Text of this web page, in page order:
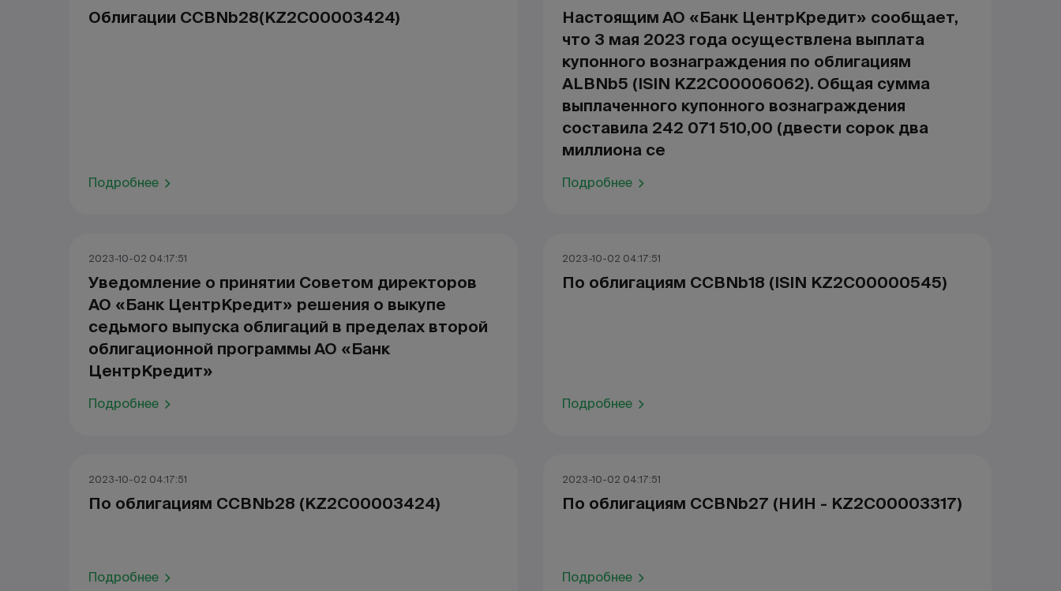
Облигации CCBNb28(KZ2C00003424)
Подробнее
Настоящим АО «Банк ЦентрКредит» сообщает,
что 3 мая 2023 года осуществлена выплата
купонного вознаграждения по облигациям
ALBNb5 (ISIN KZ2C00006062). Общая сумма
выплаченного купонного вознаграждения
составила 242 071 510,00 (двести сорок два
миллиона се
Подробнее
2023-10-02 04:17:51
Уведомление о принятии Советом директоров
АО «Банк ЦентрКредит» решения о выкупе
седьмого выпуска облигаций в пределах второй
облигационной программы АО «Банк
ЦентрКредит»
Подробнее
2023-10-02 04:17:51
По облигациям CCBNb18 (ISIN KZ2C00000545)
Подробнее
2023-10-02 04:17:51
По облигациям CCBNb28 (KZ2C00003424)
Подробнее
2023-10-02 04:17:51
По облигациям CCBNb27 (НИН - KZ2C00003317)
Подробнее